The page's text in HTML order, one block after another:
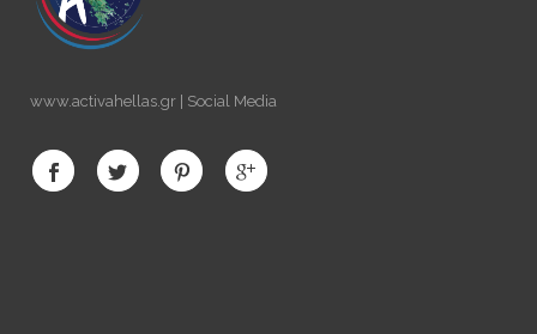
www.activahellas.gr | Social Media